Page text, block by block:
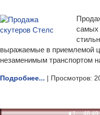
самых
выражаемые в приемлемой
незаменимым транспортом
Подробнее... | Просмотров:
1 ... 48 49